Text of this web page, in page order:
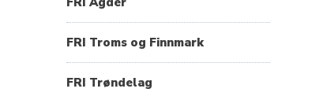
FRI Troms og Finnmark
FRI Trøndelag